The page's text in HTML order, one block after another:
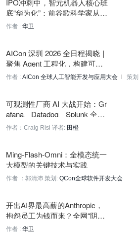
5 小时前
MiniMax开源模型发布首日获ComfyUI
Context.dev推出网站数据提取与监控
刚刚
AgentFM：让开发者实时收听Agent工作
刚刚
Meta发布Muse Spark 1.2，AI指数评分
刚刚
Parallel GEPA：多重并行提议可减少进
刚刚
IPO冲刺中，智元机器人核心班
底“华为化”：前谷歌科学家从合
伙人名单消失
作者 : 华卫
AICon 深圳 2026 全日程揭晓｜
聚焦 Agent 工程化，构建可靠
智能的技术路径
作者 : AICon 全球人工智能开发与应用大会
策
可观测性厂商 AI 大战开始：Gr
afana、Datadog、Splunk 全部
入场
作者：Craig Risi 译者: 田橙
Ming-Flash-Omni：全模态统一
大模型的关键技术与实践
作者 ：郭清沛 策划: QCon全球软件开发大会
开出AI界最高薪的Anthropic，
抱怨员工为钱而来？全网“阴
阳”：和你死活反开源一样
作者 : 华卫